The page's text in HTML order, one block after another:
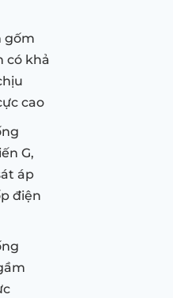
gốm
có khả
cao
G,
áp
điện